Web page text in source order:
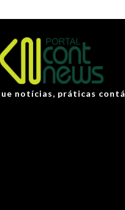
notícias, práticas